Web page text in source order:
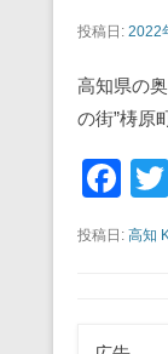
投稿日: 2022
高知県の
の街”梼原
F
a
c
b
投稿日: 高知